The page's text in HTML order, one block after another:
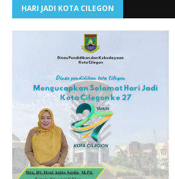
HARI JADI KOTA CILEGON